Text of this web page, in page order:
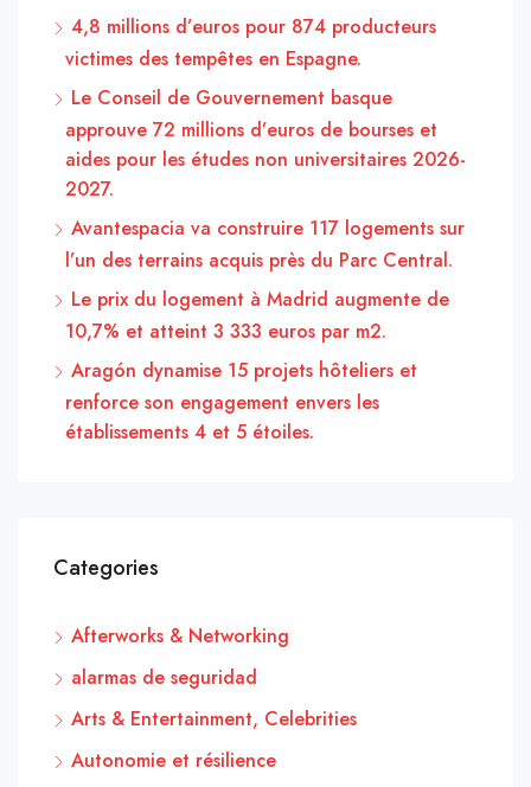
4,8 millions d’euros pour 874 producteurs
victimes des tempêtes en Espagne.
Le Conseil de Gouvernement basque
approuve 72 millions d’euros de bourses et
aides pour les études non universitaires 2026-
2027.
Avantespacia va construire 117 logements sur
l’un des terrains acquis près du Parc Central.
Le prix du logement à Madrid augmente de
10,7% et atteint 3 333 euros par m2.
Aragón dynamise 15 projets hôteliers et
renforce son engagement envers les
établissements 4 et 5 étoiles.
Categories
Afterworks & Networking
alarmas de seguridad
Arts & Entertainment, Celebrities
Autonomie et résilience